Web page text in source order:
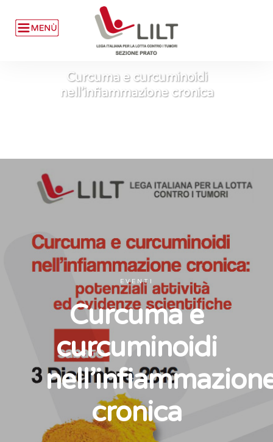
Curcuma e curcuminoidi
nell’infiammazione cronica
EVENTI
Curcuma e
curcuminoidi
cronica